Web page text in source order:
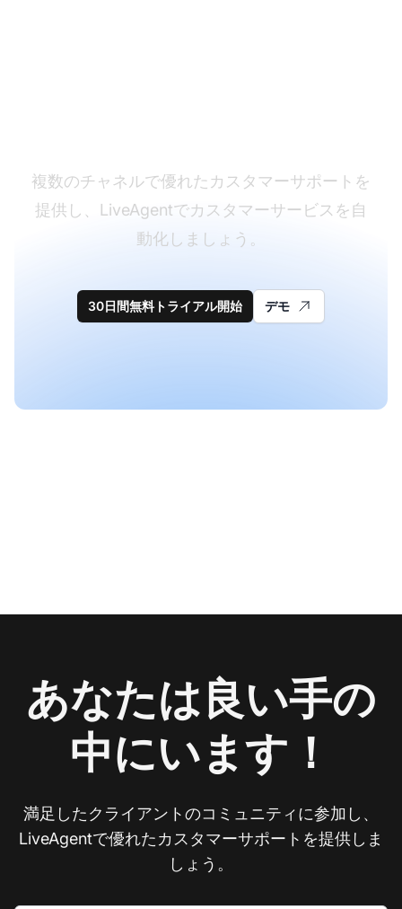
複数のチャネルで優れたカスタマーサポートを
提供し、LiveAgentでカスタマーサービスを自
動化しましょう。
30日間無料トライアル開始 デモ
あなたは良い手の
中にいます！
満足したクライアントのコミュニティに参加し、
LiveAgentで優れたカスタマーサポートを提供しま
しょう。